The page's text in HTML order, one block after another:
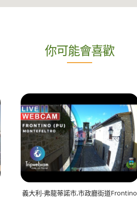
你可能會喜歡
義大利-弗龍蒂諾市,市政廳街道Frontino